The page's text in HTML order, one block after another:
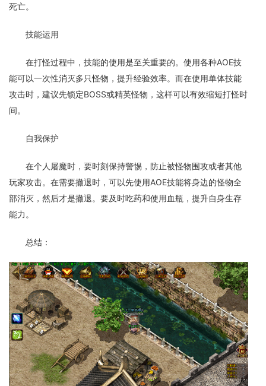
死亡。
技能运用
在打怪过程中，技能的使用是至关重要的。使用各种AOE技
能可以一次性消灭多只怪物，提升经验效率。而在使用单体技能
攻击时，建议先锁定BOSS或精英怪物，这样可以有效缩短打怪时
间。
自我保护
在个人屠魔时，要时刻保持警惕，防止被怪物围攻或者其他
玩家攻击。在需要撤退时，可以先使用AOE技能将身边的怪物全
部消灭，然后才是撤退。要及时吃药和使用血瓶，提升自身生存
能力。
总结：